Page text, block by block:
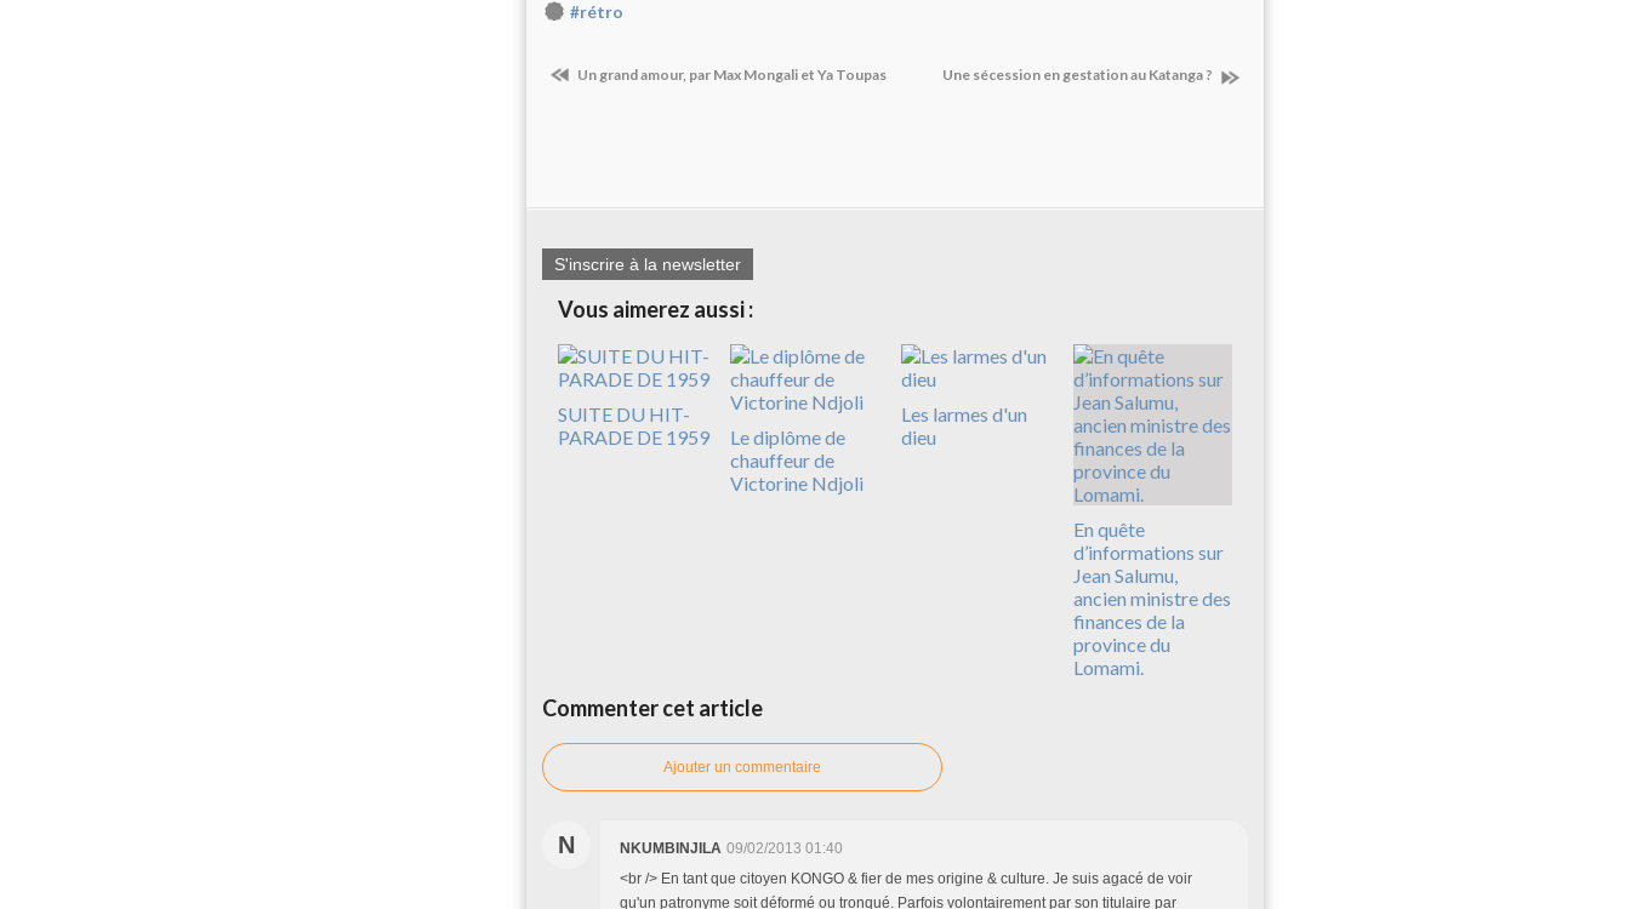
#rétro
Un grand amour, par Max Mongali et Ya Toupas Une sécession en gestation au Katanga ?
S'inscrire à la newsletter
Vous aimerez aussi :
SUITE DU HIT-
PARADE DE 1959
Le diplôme de
chauffeur de
Victorine Ndjoli
Les larmes d'un
dieu
En quête
d’informations sur
Jean Salumu,
ancien ministre des
finances de la
province du
Lomami.
Commenter cet article
Ajouter un commentaire
N NKUMBINJILA 09/02/2013 01:40
<br /> En tant que citoyen KONGO & fier de mes origine & culture. Je suis agacé de voir
qu'un patronyme soit déformé ou tronqué. Parfois volontairement par son titulaire par